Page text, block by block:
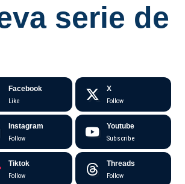
serie de
Facebook
Like
X
Follow
Instagram
Follow
Youtube
Subscribe
Tiktok
Follow
Threads
Follow